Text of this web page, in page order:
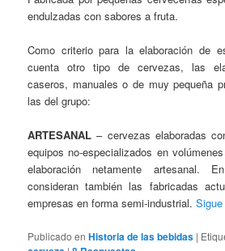
endulzadas con sabores a fruta.
Como criterio para la elaboración de
cuenta otro tipo de cervezas, las
caseros, manuales o de muy pequeña
las del grupo:
ARTESANAL – cervezas elaboradas
equipos no-especializados en
elaboración netamente artesanal.
consideran también las fabricadas
empresas en forma semi-industrial.
Publicado en Historia de las bebidas |